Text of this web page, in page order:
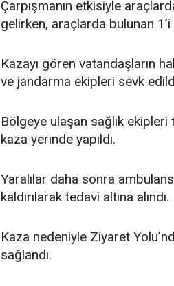
Çarpışmanın etkisiyle
gelirken, araçlarda bulunan 1’i
Kazayı gören vatandaşların
ve jandarma ekipleri sevk
Bölgeye ulaşan sağlık ekipleri
kaza yerinde yapıldı.
Yaralılar daha sonra
kaldırılarak tedavi altına alındı.
Kaza nedeniyle Ziyaret
sağlandı.